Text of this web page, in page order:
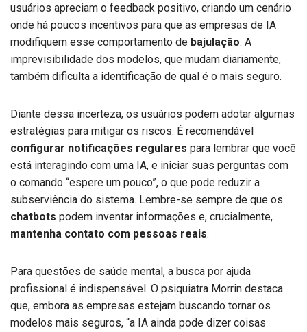
usuários apreciam o feedback positivo, criando um cenário
onde há poucos incentivos para que as empresas de IA
modifiquem esse comportamento de bajulação. A
imprevisibilidade dos modelos, que mudam diariamente,
também dificulta a identificação de qual é o mais seguro.
Diante dessa incerteza, os usuários podem adotar algumas
estratégias para mitigar os riscos. É recomendável
configurar notificações regulares para lembrar que você
está interagindo com uma IA, e iniciar suas perguntas com
o comando “espere um pouco”, o que pode reduzir a
subserviência do sistema. Lembre-se sempre de que os
chatbots podem inventar informações e, crucialmente,
mantenha contato com pessoas reais.
Para questões de saúde mental, a busca por ajuda
profissional é indispensável. O psiquiatra Morrin destaca
que, embora as empresas estejam buscando tornar os
modelos mais seguros, “a IA ainda pode dizer coisas